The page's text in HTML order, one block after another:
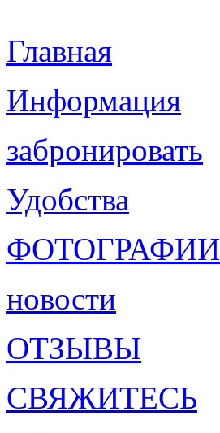
Главная
Информация
забронировать
Удобства
ФОТОГРАФИИ
новости
ОТЗЫВЫ
СВЯЖИТЕСЬ